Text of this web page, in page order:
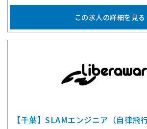
この求人の詳細を見る
【千葉】SLAMエンジニア（自律飛